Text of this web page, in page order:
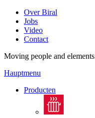
Over Biral
Jobs
Video
Contact
Moving people and elements
Hauptmenu
Producten